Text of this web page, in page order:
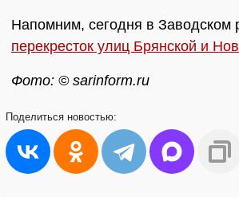
Напомним, сегодня в Заводском
перекресток улиц Брянской и
Фото: © sarinform.ru
Поделиться новостью: